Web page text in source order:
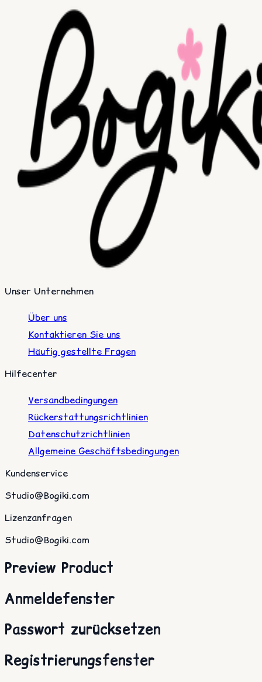
Unser Unternehmen
Über uns
Kontaktieren Sie uns
Häufig gestellte Fragen
Hilfecenter
Versandbedingungen
Rückerstattungsrichtlinien
Datenschutzrichtlinien
Allgemeine Geschäftsbedingungen
Kundenservice
Studio@Bogiki.com
Lizenzanfragen
Studio@Bogiki.com
Preview Product
Anmeldefenster
Passwort zurücksetzen
Registrierungsfenster